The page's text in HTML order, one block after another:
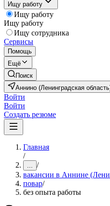
Ищу работу
Ищу работу
Ищу работу
Ищу сотрудника
Сервисы
Помощь
Ещё
Поиск
Аннино (Ленинградская
Войти
Войти
Создать резюме
Главная
/
... /
вакансии в Аннине
повар/
без опыта работы